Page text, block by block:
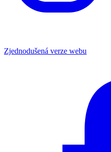
Zjednodušená verze webu